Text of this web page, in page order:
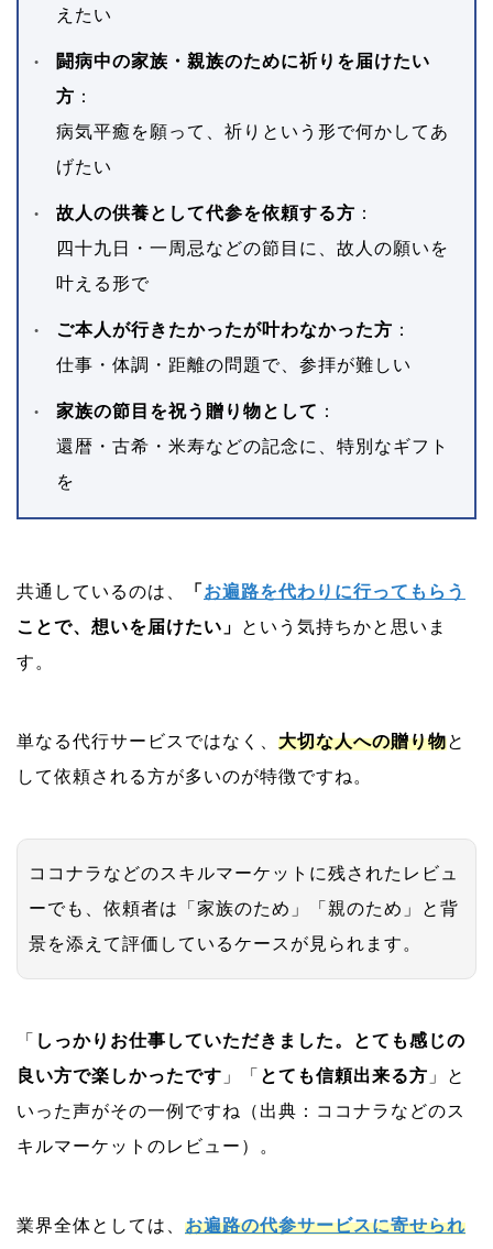
えたい
闘病中の家族・親族のために祈りを届けたい
方 ：
病気平癒を願って、祈りという形で何かしてあ
げたい
故人の供養として代参を依頼する方 ：
四十九日・一周忌などの節目に、故人の願いを
叶える形で
ご本人が行きたかったが叶わなかった方 ：
仕事・体調・距離の問題で、参拝が難しい
家族の節目を祝う贈り物として ：
還暦・古希・米寿などの記念に、特別なギフト
を
共通しているのは、 「 お遍路を代わりに行ってもらう
ことで、想いを届けたい」
という気持ちかと思いま
す。
単なる代行サービスではなく、 大切な人への贈り物と
して依頼される方が多いのが特徴ですね。
ココナラなどのスキルマーケットに残されたレビュ
ーでも、依頼者は「家族のため」「親のため」と背
景を添えて評価しているケースが見られます。
「 しっかりお仕事していただきました。とても感じの
良い方で楽しかったです 」「 とても信頼出来る方 」と
いった声がその一例ですね（出典：ココナラなどのス
キルマーケットのレビュー）。
業界全体としては、 お遍路の代参サービスに寄せられ